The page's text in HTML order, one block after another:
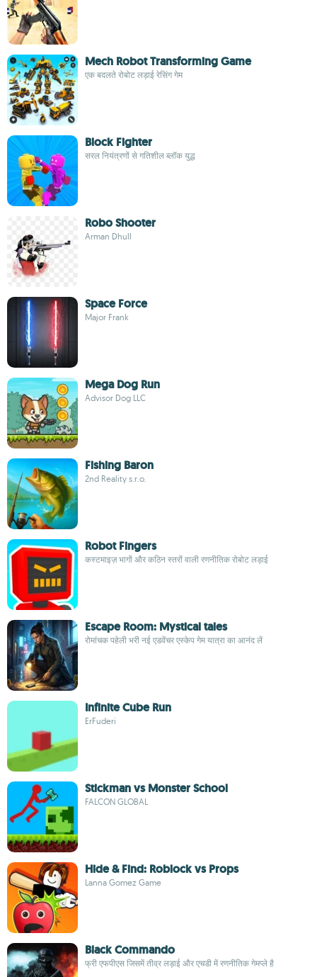
Mech Robot Transforming Game
एक बदलते रोबोट लड़ाई रेसिंग गेम
Block Fighter
सरल नियंत्रणों से गतिशील ब्लॉक युद्ध
Robo Shooter
Arman Dhull
Space Force
Major Frank
Mega Dog Run
Advisor Dog LLC
Fishing Baron
2nd Reality s.r.o.
Robot Fingers
कस्टमाइज़ भागों और कठिन स्तरों वाली रणनीतिक रोबोट लड़ाई
Escape Room: Mystical tales
रोमांचक पहेली भरी नई एडवेंचर एस्केप गेम यात्रा का आनंद लें
Infinite Cube Run
ErFuderi
Stickman vs Monster School
FALCON GLOBAL
Hide & Find: Roblock vs Props
Lanna Gomez Game
Black Commando
फ्री एफपीएस जिसमें तीव्र लड़ाई और एचडी में रणनीतिक गेमप्ले है